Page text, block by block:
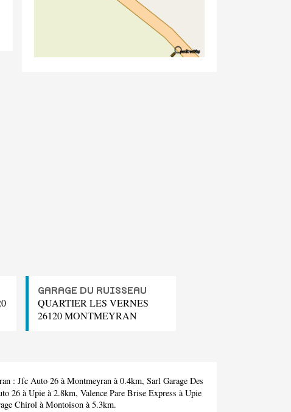
GARAGE DU RUISSEAU
QUARTIER LES VERNES
26120 MONTMEYRAN
: Jfc Auto 26 à Montmeyran à 0.4km, Sarl Garage Des
26 à Upie à 2.8km, Valence Pare Brise Express à Upie
Chirol à Montoison à 5.3km.